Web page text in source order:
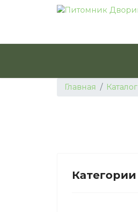
Главная Каталог
Категории